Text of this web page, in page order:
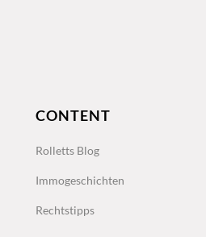
CONTENT
Rolletts Blog
Immogeschichten
Rechtstipps